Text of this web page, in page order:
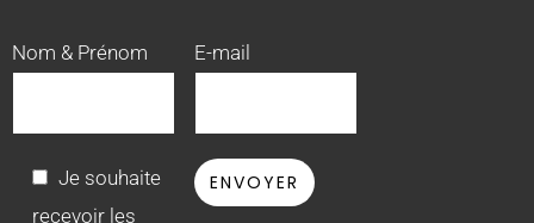
Nom & Prénom E-mail
Je souhaite
recevoir les